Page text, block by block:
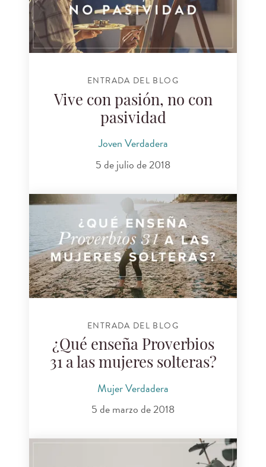
ENTRADA DEL BLOG
Vive con pasión, no con
pasividad
Joven Verdadera
5 de julio de 2018
ENTRADA DEL BLOG
¿Qué enseña Proverbios
31 a las mujeres solteras?
Mujer Verdadera
5 de marzo de 2018